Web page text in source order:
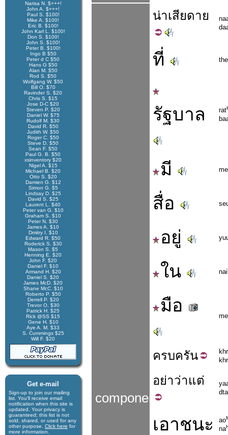
Narisa N. $+++!
John A. $+++!
Paul S. $100!
Mike A. $100!
Eric B. $100!
John Karl L. $100!
Don S. $100!
John S. $100!
Peter B. $100!
Ingo B $50
Peter d C $50
Hans G $50
Alan M. $50
Rod S. $50
Wolfgang W. $50
Bill O. $70
Ravinder S. $20
Chris S. $15
Jose D-C $20
Steven P. $20
Daniel W. $75
Rudolf M. $30
David R. $50
Judith W. $50
Roger C. $50
Steve D. $50
Sean F. $50
Paul G. B. $50
xsinventory $20
Nigel A. $15
Michael B. $20
Otto S. $20
Damien G. $12
Simon G. $5
Lindsay D. $25
David S. $25
Laurent L. $40
Peter van G. $10
Graham S. $10
Peter N. $30
James A. $10
Dmitry I. $10
Edward R. $50
Roderick S. $30
Mason S. $5
Henning E. $20
John F. $20
Daniel F. $10
Armand H. $20
Daniel S. $20
James McD. $20
Shane McC. $10
Roberto P. $50
Derrell P. $20
Trevor O. $30
Patrick H. $25
Rick @SS $15
Gene H. $10
Aye A. M. $33
S. Cummings $25
Will F. $20
Get e-mail
Sign-up to join our mail­ing
list. You'll receive e­mail
notification when this site is
updated. Your privacy is
guaran­teed; this list is not
sold, shared, or used for any
other purpose. Click here for
more infor­mation.
components
น่าเสียดาย
ที่
รัฐบาล rat
มี
สื่อ
อยู่
ใน nai
มือ
ครบครัน
อย่าว่าแต่
เอาชนะ ao
na